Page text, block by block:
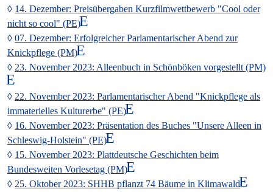
14. Dezember: Preisübergaben Kurzfilmwettbewerb "Cool oder
nicht so cool" (PE)
07. Dezember: Erfolgreicher Parlamentarischer Abend zur
Knickpflege (PM)
23. November 2023: Alleenbuch in Schönböken vorgestellt (PM)
22. November 2023: Parlamentarischer Abend "Knickpflege als
immaterielles Kulturerbe" (PE)
16. November 2023: Präsentation des Buches "Unsere Alleen in
Schleswig-Holstein" (PE)
15. November 2023: Plattdeutsche Geschichten beim
Bundesweiten Vorlesetag (PM)
25. Oktober 2023: SHHB pflanzt 74 Bäume in Klimawald